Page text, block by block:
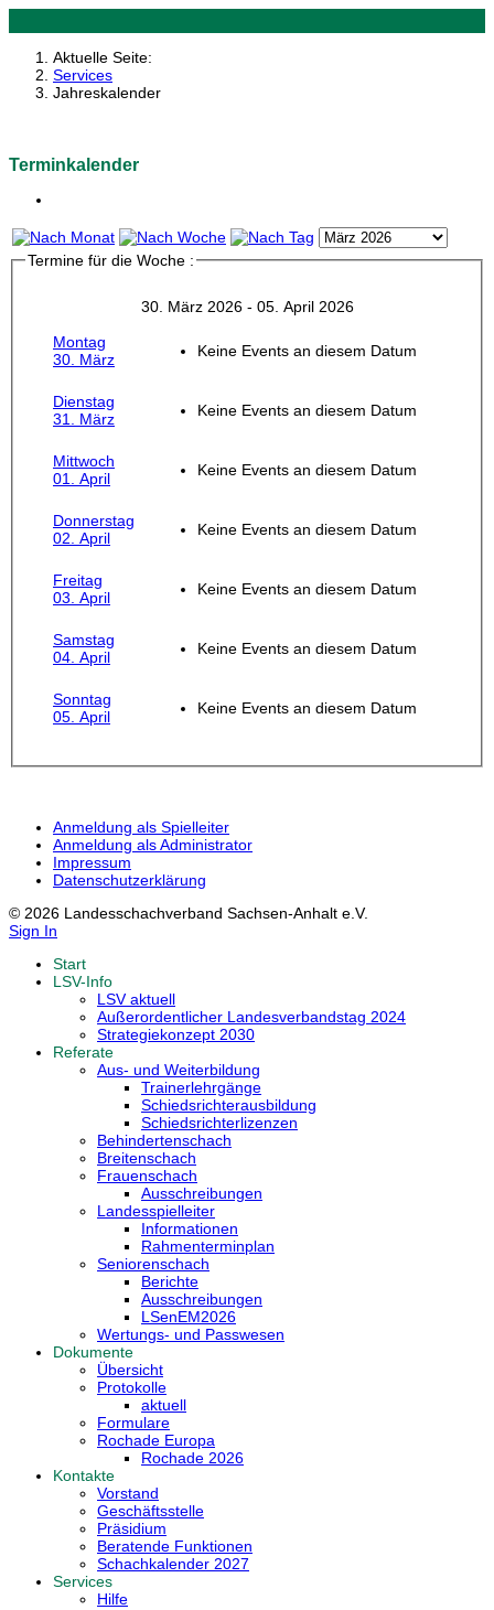
Aktuelle Seite:
Services
Jahreskalender
Terminkalender
Termine für die Woche :
30. März 2026 - 05. April 2026
Montag
30. März
Keine Events an diesem Datum
Dienstag
31. März
Keine Events an diesem Datum
Mittwoch
01. April
Keine Events an diesem Datum
Donnerstag
02. April
Keine Events an diesem Datum
Freitag
03. April
Keine Events an diesem Datum
Samstag
04. April
Keine Events an diesem Datum
Sonntag
05. April
Keine Events an diesem Datum
Anmeldung als Spielleiter
Anmeldung als Administrator
Impressum
Datenschutzerklärung
© 2026 Landesschachverband Sachsen-Anhalt e.V.
Sign In
Start
LSV-Info
LSV aktuell
Außerordentlicher Landesverbandstag 2024
Strategiekonzept 2030
Referate
Aus- und Weiterbildung
Trainerlehrgänge
Schiedsrichterausbildung
Schiedsrichterlizenzen
Behindertenschach
Breitenschach
Frauenschach
Ausschreibungen
Landesspielleiter
Informationen
Rahmenterminplan
Seniorenschach
Berichte
Ausschreibungen
LSenEM2026
Wertungs- und Passwesen
Dokumente
Übersicht
Protokolle
aktuell
Formulare
Rochade Europa
Rochade 2026
Kontakte
Vorstand
Geschäftsstelle
Präsidium
Beratende Funktionen
Schachkalender 2027
Services
Hilfe